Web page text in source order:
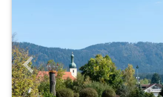
Previous